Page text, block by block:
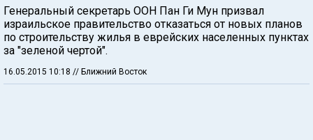
Генеральный секретарь ООН Пан Ги Мун призвал
израильское правительство отказаться от новых планов
по строительству жилья в еврейских населенных пунктах
за "зеленой чертой".
16.05.2015 10:18 // Ближний Восток